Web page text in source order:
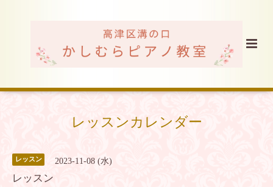
レッスンカレンダー
レッスン 2023-11-08 (水)
レッスン